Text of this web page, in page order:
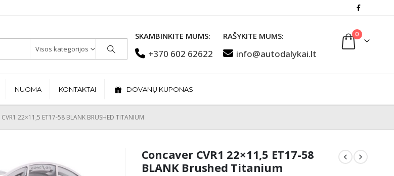
Visos kategorijos
SKAMBINKITE MUMS:
+370 602 62622
RAŠYKITE MUMS:
info@autodalykai.lt
0
NUOMA KONTAKTAI DOVANŲ KUPONAS
CVR1 22×11,5 ET17-58 BLANK BRUSHED TITANIUM
Concaver CVR1 22×11,5 ET17-58
BLANK Brushed Titanium